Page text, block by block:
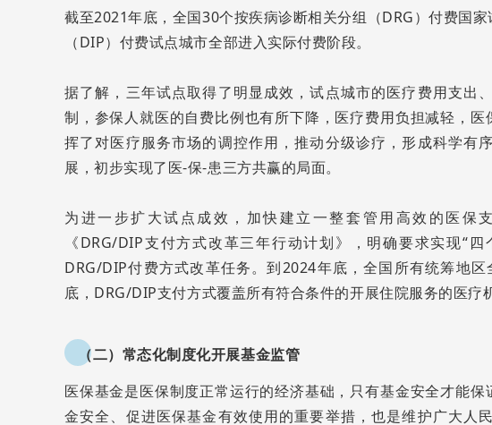
截至2021年底，全国30个按疾病诊断相关分组（DRG）付费国
（DIP）付费试点城市全部进入实际付费阶段。
据了解，三年试点取得了明显成效，试点城市的医疗费用支出
制，参保人就医的自费比例也有所下降，医疗费用负担减轻，
挥了对医疗服务市场的调控作用，推动分级诊疗，形成科学有
展，初步实现了医-保-患三方共赢的局面。
为进一步扩大试点成效，加快建立一整套管用高效的医保
《DRG/DIP支付方式改革三年行动计划》，明确要求实现“
DRG/DIP付费方式改革任务。到2024年底，全国所有统筹地
底，DRG/DIP支付方式覆盖所有符合条件的开展住院服务的医疗
（二）常态化制度化开展基金监管
医保基金是医保制度正常运行的经济基础，只有基金安全才能
金安全、促进医保基金有效使用的重要举措，也是维护广大人